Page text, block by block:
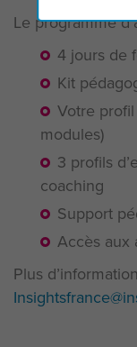
Le programme
4 jours de
Kit
Votre
modules)
3 profils
coaching
Support
Accès aux
Plus